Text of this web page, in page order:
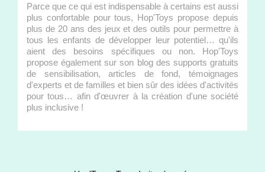
Parce que ce qui est indispensable à certains est aussi
plus confortable pour tous, Hop'Toys propose depuis
plus de 20 ans des jeux et des outils pour permettre à
tous les enfants de développer leur potentiel… qu'ils
aient des besoins spécifiques ou non. Hop'Toys
propose également sur son blog des supports gratuits
de sensibilisation, articles de fond, témoignages
d'experts et de familles et bien sûr des idées d'activités
pour tous… afin d'œuvrer à la création d'une société
plus inclusive !